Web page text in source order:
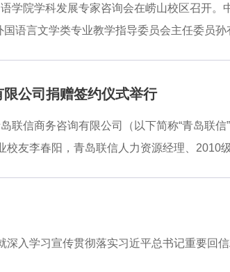
放、教育强国建设新使命培养更多堪当时
学院学科发展专家咨询会在崂山校区召开。
语言文学类专业教学指导委员会主任委员
等专家应邀参加会议。刘勇对参加会议的
略方面取得的成绩。他指出，外国语学院底
培养质量与学科建设水平再上新台阶。外
公司捐赠签约仪式举行
联信商务咨询有限公司（以下简称“青岛联
友李春阳，青岛联信人力资源经理、2010
以此次捐赠为契机，持续深化互动交流，
发展情况，并回顾了在校期间的学习经历
入学习宣传贯彻落实习近平总书记重要回信